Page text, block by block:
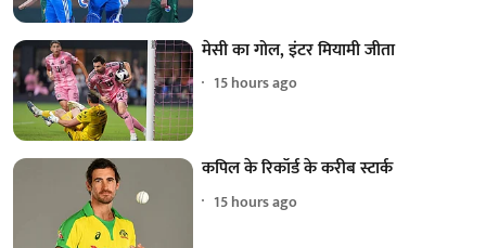
मेसी का गोल, इंटर मियामी जीता
15 hours ago
कपिल के रिकॉर्ड के करीब स्टार्क
15 hours ago